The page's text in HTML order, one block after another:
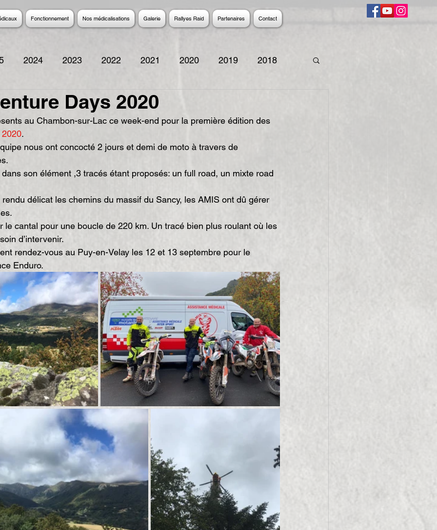
Fonctionnement Nos médicalisations Galerie Rallyes Raid Partenaires Contact
2024 2023 2022 2021 2020 2019 2018
2014 2013 2012 2011
Days 2020
au Chambon-sur-Lac ce week-end pour la première édition des
2020.
nous ont concocté 2 jours et demi de moto à travers de
son élément ,3 tracés étant proposés: un full road, un mixte road
délicat les chemins du massif du Sancy, les AMIS ont dû gérer
le cantal pour une boucle de 220 km. Un tracé bien plus roulant où les
d’intervenir.
rendez-vous au Puy-en-Velay les 12 et 13 septembre pour le
Enduro.